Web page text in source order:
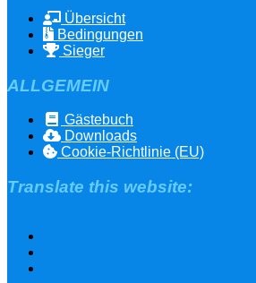
Übersicht
Bedingungen
Sieger
ALLGEMEIN
Gästebuch
Downloads
Cookie-Richtlinie (EU)
Translate this website: